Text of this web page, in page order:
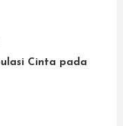
Cinta pada